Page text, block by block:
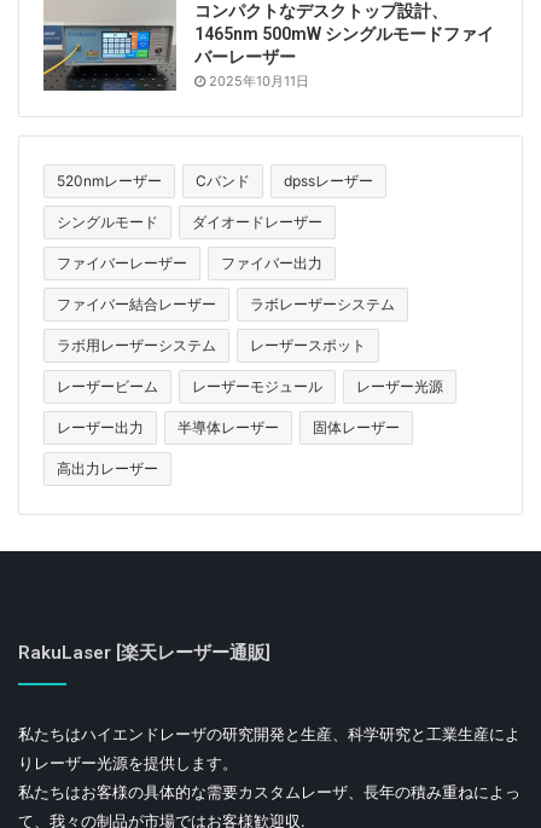
コンパクトなデスクトップ設計、
1465nm 500mW シングルモードファイ
バーレーザー
2025年10月11日
520nmレーザー Cバンド dpssレーザー
シングルモード ダイオードレーザー
ファイバーレーザー ファイバー出力
ファイバー結合レーザー ラボレーザーシステム
ラボ用レーザーシステム レーザースポット
レーザービーム レーザーモジュール レーザー光源
レーザー出力 半導体レーザー 固体レーザー
高出力レーザー
RakuLaser [楽天レーザー通販]
私たちはハイエンドレーザの研究開発と生産、科学研究と工業生産によ
りレーザー光源を提供します。
私たちはお客様の具体的な需要カスタムレーザ、長年の積み重ねによっ
て、我々の制品が市場ではお客様歓迎収.